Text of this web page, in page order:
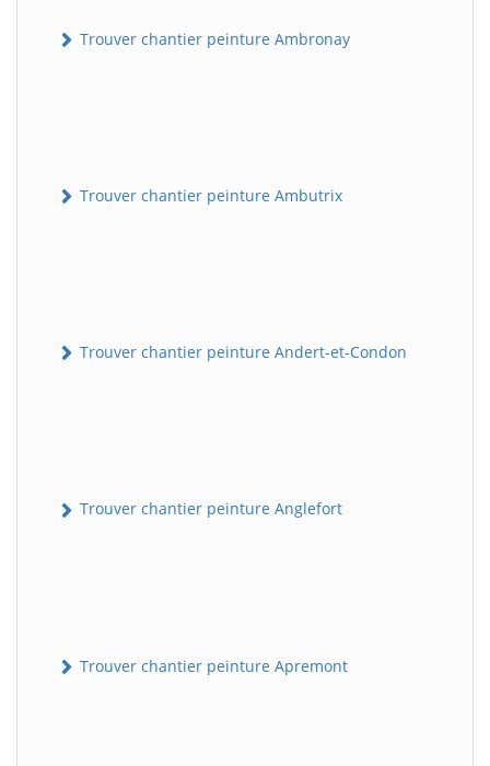
Trouver chantier peinture Ambronay
Trouver chantier peinture Ambutrix
Trouver chantier peinture Andert-et-Condon
Trouver chantier peinture Anglefort
Trouver chantier peinture Apremont